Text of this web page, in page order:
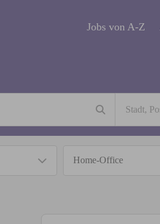
Jobs von A-Z
Home-Office